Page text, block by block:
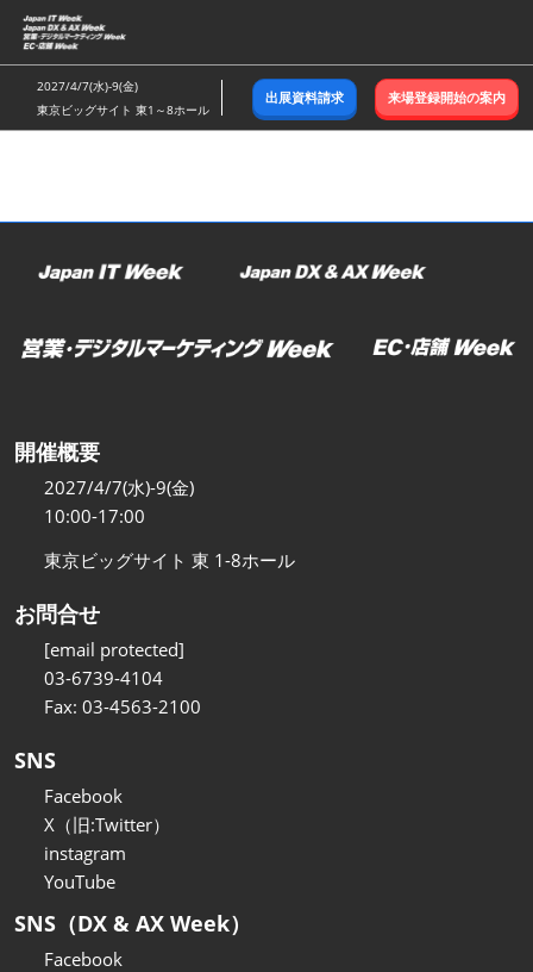
ス
キ
ッ
し
む
2027/4/7(水)-9(金)
東京ビッグサイト 東1～8ホール
出展資料請求 来場登録開始の案内
開催概要
2027/4/7(水)-9(金)
10:00-17:00
東京ビッグサイト 東 1-8ホール
お問合せ
[email protected]
03-6739-4104
Fax: 03-4563-2100
SNS
Facebook
X（旧:Twitter）
instagram
YouTube
SNS（DX & AX Week）
Facebook